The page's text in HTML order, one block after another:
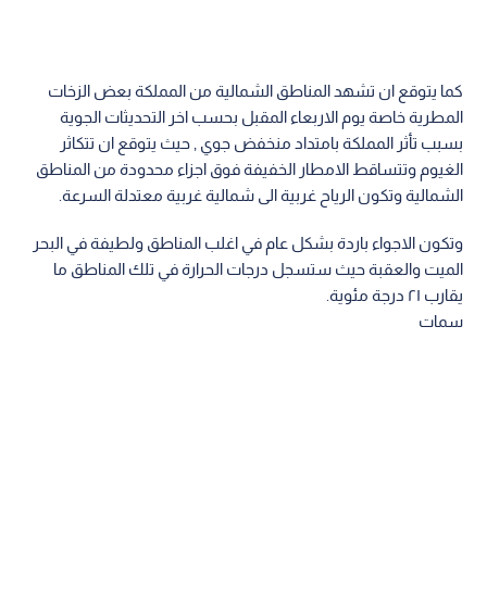
كما يتوقع ان تشهد المناطق الشمالية من المملكة بعض الزخات
المطرية خاصة يوم الاربعاء المقبل بحسب اخر التحديثات الجوية
بسبب تأثر المملكة بامتداد منخفض جوي , حيث يتوقع ان تتكاثر
الغيوم وتتساقط الامطار الخفيفة فوق اجزاء محدودة من المناطق
الشمالية وتكون الرياح غربية الى شمالية غربية معتدلة السرعة.
وتكون الاجواء باردة بشكل عام في اغلب المناطق ولطيفة في البحر
الميت والعقبة حيث ستسجل درجات الحرارة في تلك المناطق ما
يقارب ٢١ درجة مئوية.
سمات